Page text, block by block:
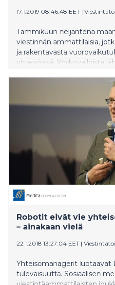
17.1.2019 08:46:48 EET |
Tammikuun neljäntenä
viestinnän ammattilaisia,
ja rakentavasta
yhteisöissä. Yhdysvalloista
Vertaisoppimistapahtuma
27.–28.1. laivaristeilyllä Viking
Tukholmaan ja takaisin.
Robotit eivät vie
– ainakaan vielä
22.1.2018 13:27:04 EET |
Yhteisömanagerit luotaavat
tulevaisuutta. Sosiaalisen